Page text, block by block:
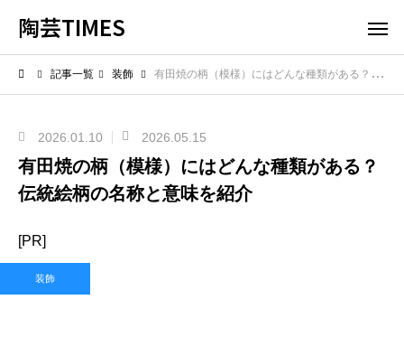
陶芸TIMES
記事一覧 装飾 有田焼の柄（模様）にはどんな種類がある？伝統絵柄の名称と意味を紹介
2026.01.10 2026.05.15
有田焼の柄（模様）にはどんな種類がある？
伝統絵柄の名称と意味を紹介
[PR]
装飾